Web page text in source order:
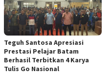
Teguh Santosa Apresiasi
Prestasi Pelajar Batam
Berhasil Terbitkan 4 Karya
Tulis Go Nasional